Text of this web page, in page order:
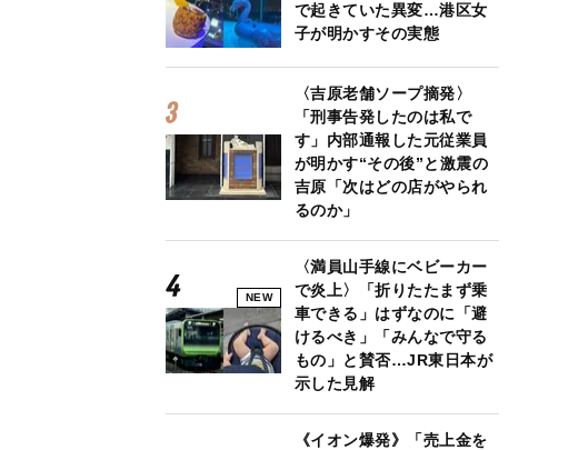
で起きていた異変…港区女
子が明かすその実態
〈吉原老舗ソープ摘発〉
「刑事告発したのは私で
す」内部通報した元従業員
が明かす“その後”と激震の
吉原「次はどの店がやられ
るのか」
NEW
〈満員山手線にベビーカー
で炎上〉「折りたたまず乗
車できる」はずなのに「避
けるべき」「みんなで守る
もの」と賛否…JR東日本が
示した見解
《イオン爆発》「売上金を